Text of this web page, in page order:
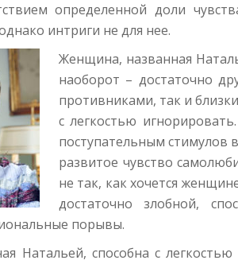
определенной доли
интриги не для нее.
Женщина, названная
наоборот – достаточно
противниками, так и
с легкостью
поступательным стимулов
развитое чувство
не так, как хочется
достаточно злобной,
порывы.
Натальей, способна с легкостью